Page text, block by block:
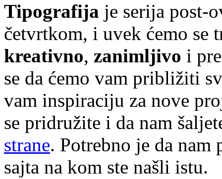
Tipografija je serija post-
četvrtkom, i uvek ćemo se
kreativno, zanimljivo i
se da ćemo vam približiti
vam inspiraciju za nove
se pridružite i da nam
strane. Potrebno je da
sajta na kom ste našli istu.